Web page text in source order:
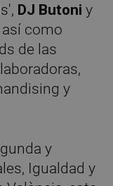
DJ Butoniy
como
de las
y
y
Igualdad y